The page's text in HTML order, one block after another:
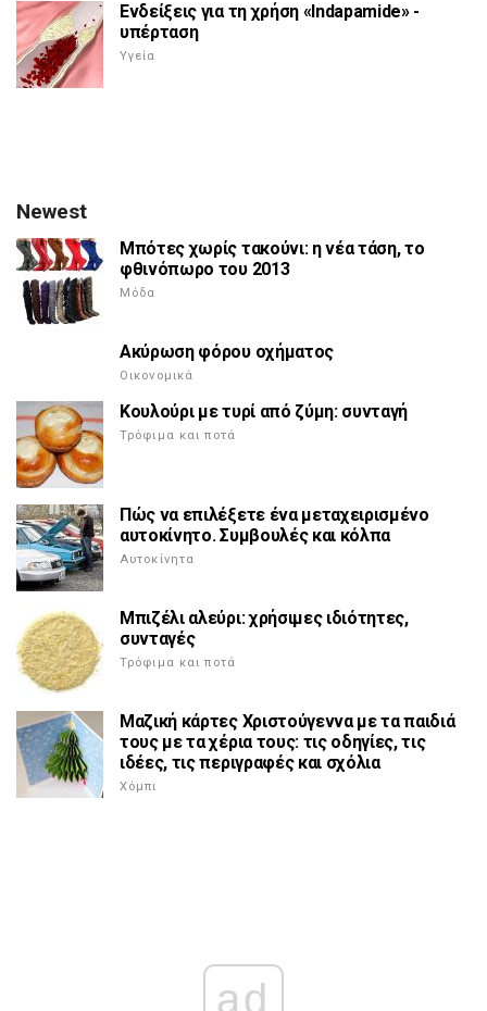
Ενδείξεις για τη χρήση «Indapamide» -
υπέρταση
Υγεία
Newest
Μπότες χωρίς τακούνι: η νέα τάση, το
φθινόπωρο του 2013
Μόδα
Ακύρωση φόρου οχήματος
Οικονομικά
Κουλούρι με τυρί από ζύμη: συνταγή
Τρόφιμα και ποτά
Πώς να επιλέξετε ένα μεταχειρισμένο
αυτοκίνητο. Συμβουλές και κόλπα
Αυτοκίνητα
Μπιζέλι αλεύρι: χρήσιμες ιδιότητες,
συνταγές
Τρόφιμα και ποτά
Μαζική κάρτες Χριστούγεννα με τα παιδιά
τους με τα χέρια τους: τις οδηγίες, τις
ιδέες, τις περιγραφές και σχόλια
Χόμπι
ad